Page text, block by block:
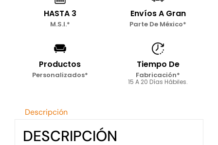
HASTA 3
M.S.I.*
Envíos A Gran
Parte De México*
Productos
Personalizados*
Tiempo De
Fabricación*
15 A 20 Días Hábiles.
Descripción
DESCRIPCIÓN